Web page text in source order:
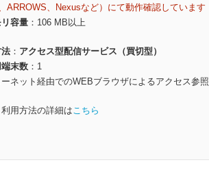
ARROWS、Nexusなど）にて動作確認しています
容量
106 MB以上
アクセス型配信サービス（買切型）
末数
1
ネット経由でのWEBブラウザによるアクセス参照
用方法の詳細はこちら